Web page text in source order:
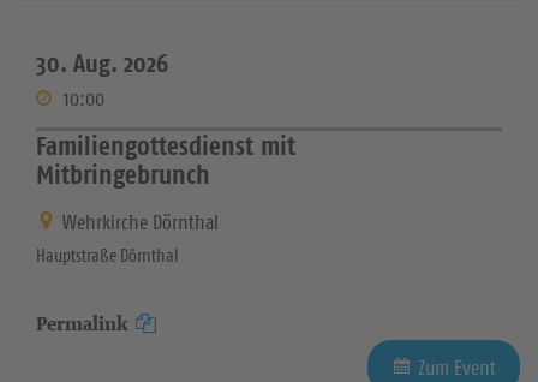
30. Aug. 2026
10:00
Familiengottesdienst mit
Mitbringebrunch
Wehrkirche Dörnthal
Hauptstraße Dörnthal
Permalink
Zum Event